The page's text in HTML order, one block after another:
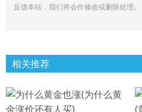
反馈本站，我们将会作修改或删除处理。
相关推荐